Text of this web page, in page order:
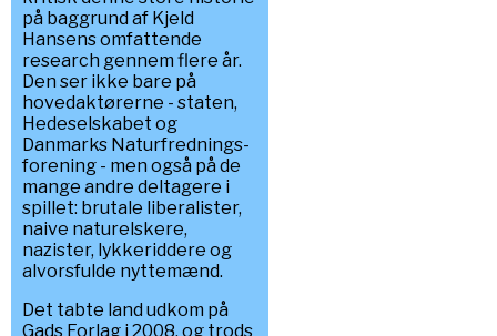
på baggrund af Kjeld
Hansens omfattende
research gennem flere år.
Den ser ikke bare på
hovedaktørerne - staten,
Hedeselskabet og
Danmarks Naturfrednings-
forening - men også på de
mange andre deltagere i
spillet: brutale liberalister,
naive naturelskere,
nazister, lykkeriddere og
alvorsfulde nyttemænd.
Det tabte land udkom på
Gads Forlag i 2008, og trods